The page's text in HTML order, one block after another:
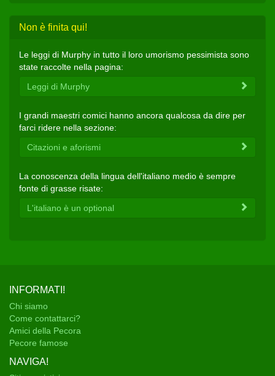
Non è finita qui!
Le leggi di Murphy in tutto il loro umorismo pessimista sono
state raccolte nella pagina:
Leggi di Murphy
I grandi maestri comici hanno ancora qualcosa da dire per
farci ridere nella sezione:
Citazioni e aforismi
La conoscenza della lingua dell'italiano medio è sempre
fonte di grasse risate:
L'italiano è un optional
INFORMATI!
Chi siamo
Come contattarci?
Amici della Pecora
Pecore famose
NAVIGA!